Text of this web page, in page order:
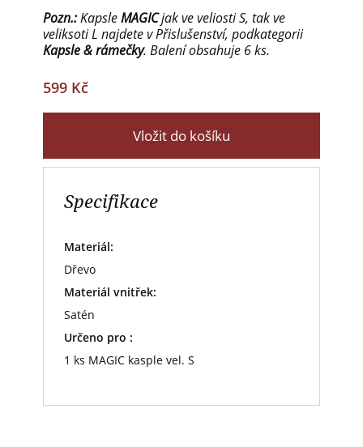
Pozn.:KapsleMAGICjak ve veliosti S, tak ve
veliksoti L najdete v Přislušenství, podkategorii
Kapsle & rámečky. Balení obsahuje 6 ks.
599 Kč
Vložit do košíku
Specifikace
Materiál:
Dřevo
Materiál vnitřek:
Satén
Určeno pro :
1 ks MAGIC kasple vel. S